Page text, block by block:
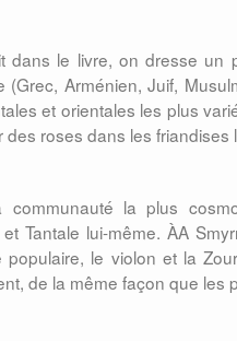
dans le livre, on dresse un
Arménien, Juif,
et orientales les plus
roses dans les friandises
communauté la plus
Tantale lui-même. ÀA
populaire, le violon et la
de la même façon que les